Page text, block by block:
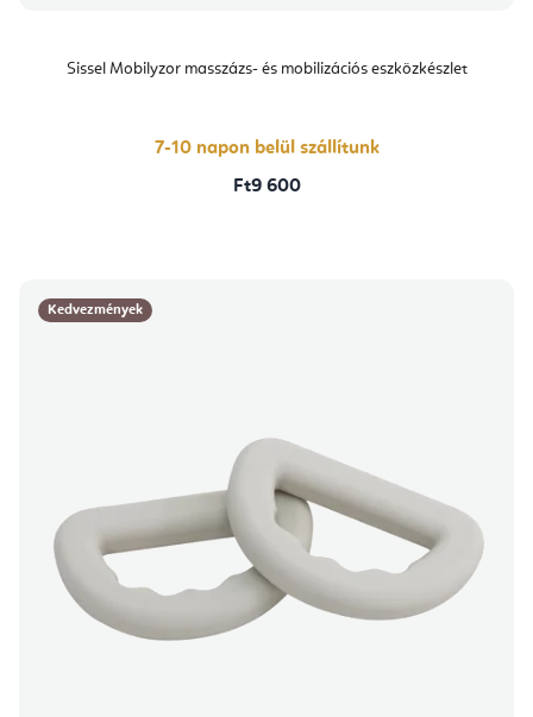
Sissel Mobilyzor masszázs- és mobilizációs eszközkészlet
7-10 napon belül szállítunk
Ft9 600
Kedvezmények